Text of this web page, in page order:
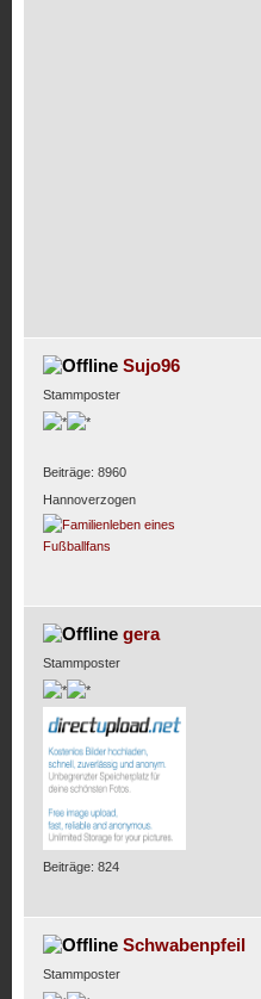
Sujo96
Stammposter
Beiträge: 8960
Hannoverzogen
gera
Stammposter
Beiträge: 824
Schwabenpfeil
Stammposter